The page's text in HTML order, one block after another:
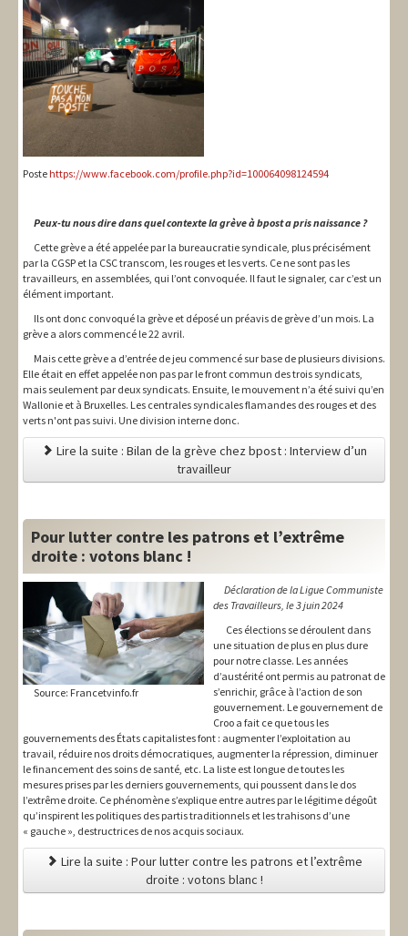
Syndical
Social
Thèmes
Poste https://www.facebook.com/profile.php?id=100064098124594
Peux-tu nous dire dans quel contexte la grève à bpost a pris naissance ?
Cette grève a été appelée par la bureaucratie syndicale, plus précisément
par la CGSP et la CSC transcom, les rouges et les verts. Ce ne sont pas les
travailleurs, en assemblées, qui l’ont convoquée. Il faut le signaler, car c’est un
élément important.
Ils ont donc convoqué la grève et déposé un préavis de grève d’un mois. La
grève a alors commencé le 22 avril.
Mais cette grève a d’entrée de jeu commencé sur base de plusieurs divisions.
Elle était en effet appelée non pas par le front commun des trois syndicats,
mais seulement par deux syndicats. Ensuite, le mouvement n’a été suivi qu’en
Wallonie et à Bruxelles. Les centrales syndicales flamandes des rouges et des
verts n'ont pas suivi. Une division interne donc.
Lire la suite : Bilan de la grève chez bpost : Interview d’un
travailleur
Pour lutter contre les patrons et l’extrême
droite : votons blanc !
Source: Francetvinfo.fr
Déclaration de la Ligue Communiste
des Travailleurs, le 3 juin 2024
Ces élections se déroulent dans
une situation de plus en plus dure
pour notre classe. Les années
d’austérité ont permis au patronat de
s’enrichir, grâce à l’action de son
gouvernement. Le gouvernement de
Croo a fait ce que tous les
gouvernements des États capitalistes font : augmenter l’exploitation au
travail, réduire nos droits démocratiques, augmenter la répression, diminuer
le financement des soins de santé, etc. La liste est longue de toutes les
mesures prises par les derniers gouvernements, qui poussent dans le dos
l’extrême droite. Ce phénomène s’explique entre autres par le légitime dégoût
qu’inspirent les politiques des partis traditionnels et les trahisons d’une
« gauche », destructrices de nos acquis sociaux.
Lire la suite : Pour lutter contre les patrons et l’extrême
droite : votons blanc !